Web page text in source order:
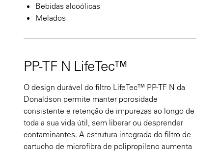
Bebidas alcoólicas
Melados
PP-TF N LifeTec™
O design durável do filtro LifeTec™ PP-TF N da
Donaldson permite manter porosidade
consistente e retenção de impurezas ao longo de
toda a sua vida útil, sem liberar ou desprender
contaminantes. A estrutura integrada do filtro de
cartucho de microfibra de polipropileno aumenta